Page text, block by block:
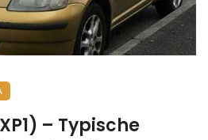
– Typische